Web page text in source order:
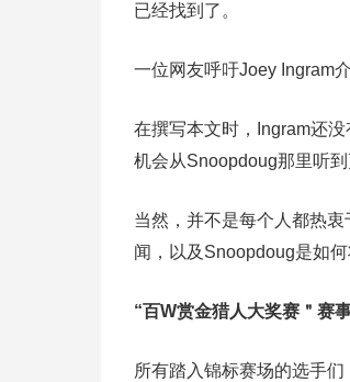
已经找到了。
一位网友呼吁Joey Ingram
在撰写本文时，Ingram还
机会从Snoopdoug那里听到
当然，并不是每个人都热
闻，以及Snoopdoug是如
“百W赏金猎人大奖赛＂ 赛
所有踏入锦标赛场的选手